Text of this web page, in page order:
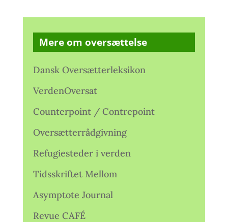
Mere om oversættelse
Dansk Oversætterleksikon
VerdenOversat
Counterpoint / Contrepoint
Oversætterrådgivning
Refugiesteder i verden
Tidsskriftet Mellom
Asymptote Journal
Revue CAFÉ